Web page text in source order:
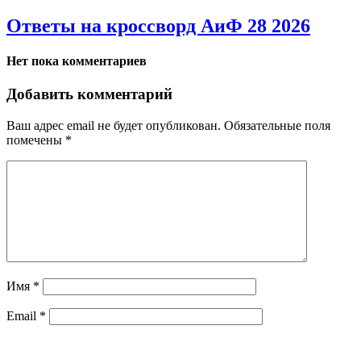
Ответы на кроссворд АиФ 28 2026
Нет пока комментариев
Добавить комментарий
Ваш адрес email не будет опубликован. Обязательные поля
помечены *
Имя *
Email *